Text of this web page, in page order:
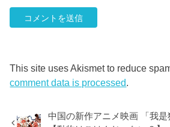
This site uses Akismet to reduce
comment data is processed.
中国の新作アニメ映画 「我